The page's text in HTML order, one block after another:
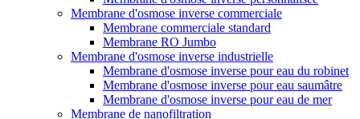
Membrane d'osmose inverse commerciale
Membrane commerciale standard
Membrane RO Jumbo
Membrane d'osmose inverse industrielle
Membrane d'osmose inverse pour eau du robinet
Membrane d'osmose inverse pour eau saumâtre
Membrane d'osmose inverse pour eau de mer
Membrane de nanofiltration